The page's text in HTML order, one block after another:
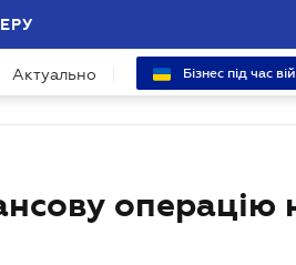
Актуально Бізнес під час
операцію